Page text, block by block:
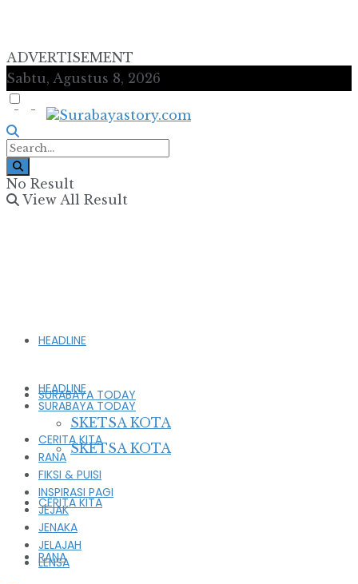
ADVERTISEMENT
Sabtu, Agustus 8, 2026
No Result
View All Result
HEADLINE
SURABAYA TODAY
SKETSA KOTA
CERITA KITA
RANA
HEADLINE
SURABAYA TODAY
SKETSA KOTA
CERITA KITA
RANA
FIKSI & PUISI
INSPIRASI PAGI
JEJAK
JENAKA
JELAJAH
LENSA